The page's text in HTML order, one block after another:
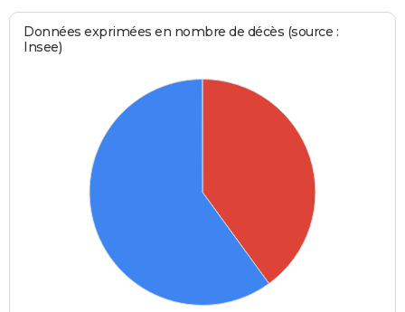
Données exprimées en nombre de décès (source :
Insee)